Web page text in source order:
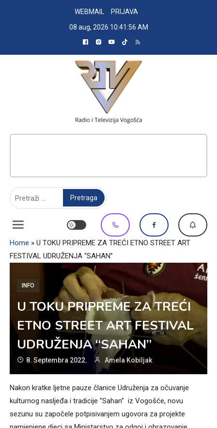
WEBMAIL
PRIJAVA
08 aug, 2026 10:41:57 AM
Home » U TOKU PRIPREME ZA TREĆI ETNO STREET ART
FESTIVAL UDRUŽENJA “SAHAN”
INFO
U TOKU PRIPREME ZA TREĆI
ETNO STREET ART FESTIVAL
UDRUŽENJA “SAHAN”
8. Septembra 2022. Amela Kobiljak
Nakon kratke ljetne pauze članice Udruženja za očuvanje
kulturnog nasljeđa i tradicije ‘’Sahan” iz Vogošće, novu
sezunu su započele potpisivanjem ugovora za projekte